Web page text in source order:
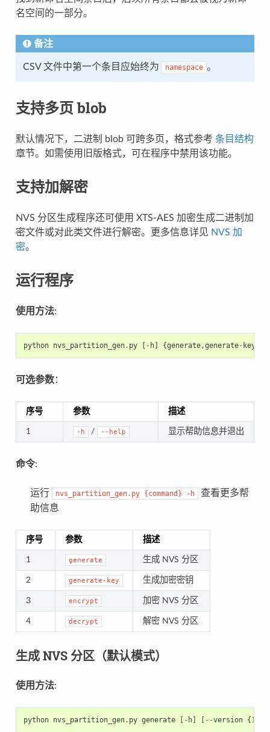
名空间的一部分。
备注
CSV 文件中第一个条目应始终为 namespace 。
支持多页 blob
默认情况下，二进制 blob 可跨多页，格式参考 条目结构
章节。如需使用旧版格式，可在程序中禁用该功能。
支持加解密
NVS 分区生成程序还可使用 XTS-AES 加密生成二进制加
密文件或对此类文件进行解密。更多信息详见 NVS 加
密。
运行程序
使用方法:
python nvs_partition_gen. py [ - h] {generate,generate- key
可选参数：
序号 参数 描述
1 -h / --help 显示帮助信息并退出
命令:
运行 nvs_partition_gen.py {command} -h
查看更多帮
助信息
序号 参数 描述
1 generate 生成 NVS 分区
2 generate-key 生成加密密钥
3 encrypt 加密 NVS 分区
4 decrypt 解密 NVS 分区
生成 NVS 分区（默认模式）
使用方法:
python nvs_partition_gen. py generate [ - h] [ --version {1